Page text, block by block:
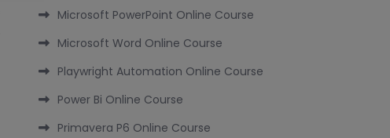
Microsoft PowerPoint Online Course
Microsoft Word Online Course
Playwright Automation Online Course
Power Bi Online Course
Primavera P6 Online Course